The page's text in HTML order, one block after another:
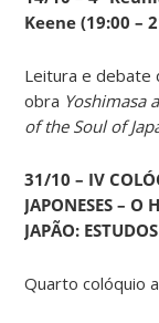
Keene (19:00 –
Leitura e debate
obra Yoshimasa
of the Soul of
31/10 – IV
JAPONESES – O
JAPÃO:
Quarto colóquio